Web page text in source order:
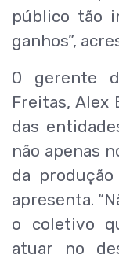
público tão
ganhos”,
O gerente
Freitas, Alex
das
não apenas
da
apresenta.
o coletivo
atuar no